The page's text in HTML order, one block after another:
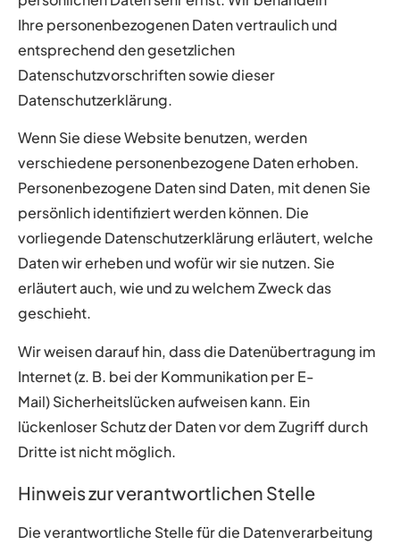
Ihre personenbezogenen Daten vertraulich und
entsprechend den gesetzlichen
Datenschutzvorschriften sowie dieser
Datenschutzerklärung.
Wenn Sie diese Website benutzen, werden
verschiedene personenbezogene Daten erhoben.
Personenbezogene Daten sind Daten, mit denen Sie
persönlich identifiziert werden können. Die
vorliegende Datenschutzerklärung erläutert, welche
Daten wir erheben und wofür wir sie nutzen. Sie
erläutert auch, wie und zu welchem Zweck das
geschieht.
Wir weisen darauf hin, dass die Datenübertragung im
Internet (z. B. bei der Kommunikation per E-
Mail) Sicherheitslücken aufweisen kann. Ein
lückenloser Schutz der Daten vor dem Zugriff durch
Dritte ist nicht möglich.
Hinweis zur verantwortlichen Stelle
Die verantwortliche Stelle für die Datenverarbeitung